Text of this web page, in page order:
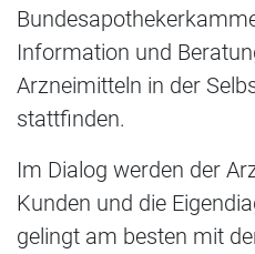
Information und
Arzneimitteln in der
stattfinden.
Im Dialog werden der
Kunden und die
gelingt am besten mit